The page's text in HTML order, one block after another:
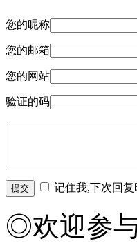
您的昵称
您的邮箱
您的网站
验证的码
记住我,下次回
◎欢迎参